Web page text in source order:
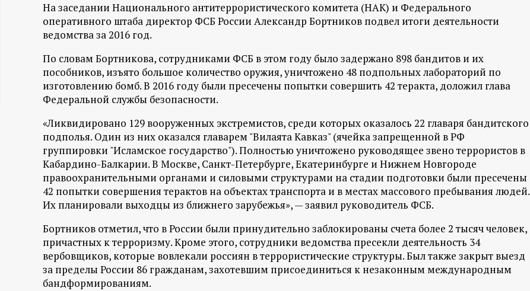
а
ц
и
о
н
н
ы
й
п
о
На заседании Национального антитеррористического комитета (НАК) и Федерального
оперативного штаба директор ФСБ России Александр Бортников подвел итоги деятельности
ведомства за 2016 год.
По словам Бортникова, сотрудниками ФСБ в этом году было задержано 898 бандитов и их
пособников, изъято большое количество оружия, уничтожено 48 подпольных лабораторий по
изготовлению бомб. В 2016 году были пресечены попытки совершить 42 теракта, доложил глава
Федеральной службы безопасности.
«Ликвидировано 129 вооруженных экстремистов, среди которых оказалось 22 главаря бандитского
подполья. Один из них оказался главарем "Вилаята Кавказ" (ячейка запрещенной в РФ
группировки "Исламское государство"). Полностью уничтожено руководящее звено террористов в
Кабардино-Балкарии. В Москве, Санкт-Петербурге, Екатеринбурге и Нижнем Новгороде
правоохранительными органами и силовыми структурами на стадии подготовки были пресечены
42 попытки совершения терактов на объектах транспорта и в местах массового пребывания людей.
Их планировали выходцы из ближнего зарубежья», — заявил руководитель ФСБ.
Бортников отметил, что в России были принудительно заблокированы счета более 2 тысяч человек,
причастных к терроризму. Кроме этого, сотрудники ведомства пресекли деятельность 34
вербовщиков, которые вовлекали россиян в террористические структуры. Был также закрыт выезд
за пределы России 86 гражданам, захотевшим присоединиться к незаконным международным
бандформированиям.